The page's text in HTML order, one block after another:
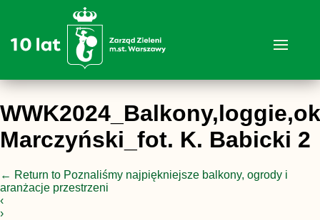
Marczyński_fot. K. Babicki 2
← Return to Poznaliśmy najpiękniejsze balkony, ogrody i
aranżacje przestrzeni
‹
›